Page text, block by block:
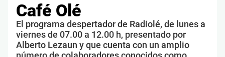
Café Olé
El programa despertador de Radiolé, de lunes a
viernes de 07.00 a 12.00 h, presentado por
Alberto Lezaun y que cuenta con un amplio